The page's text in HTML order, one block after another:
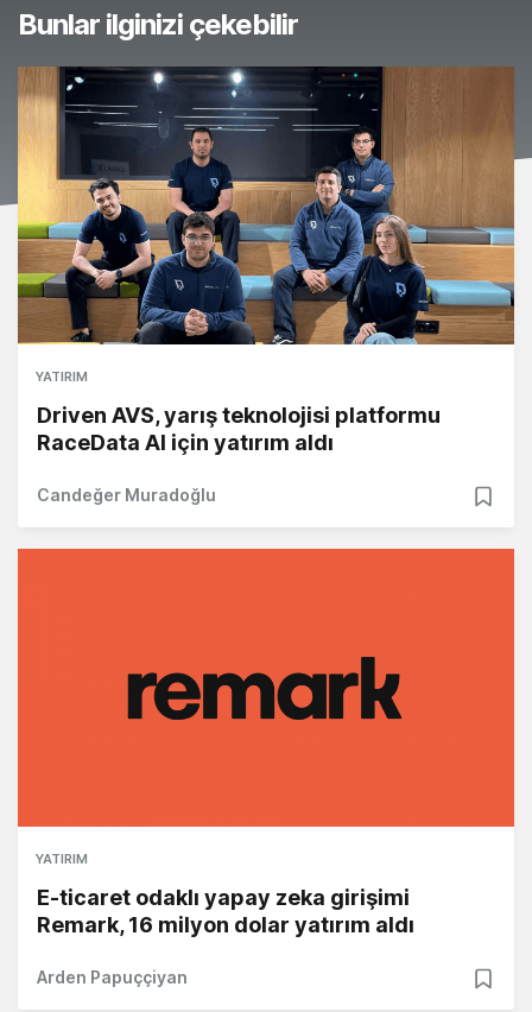
Bunlar ilginizi çekebilir
YATIRIM
Driven AVS, yarış teknolojisi platformu
RaceData AI için yatırım aldı
Candeğer Muradoğlu
YATIRIM
E-ticaret odaklı yapay zeka girişimi
Remark, 16 milyon dolar yatırım aldı
Arden Papuççiyan